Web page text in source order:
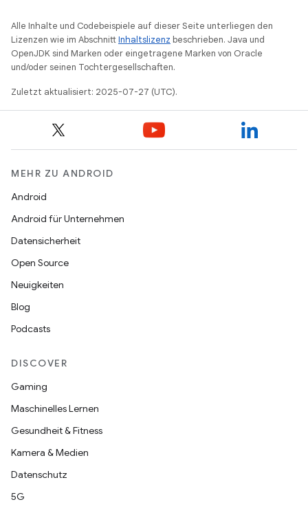
Alle Inhalte und Codebeispiele auf dieser Seite unterliegen den
Lizenzen wie im AbschnittInhaltslizenz beschrieben. Java und
OpenJDK sind Marken oder eingetragene Marken von Oracle
und/oder seinen Tochtergesellschaften.
Zuletzt aktualisiert: 2025-07-27 (UTC).
MEHR ZU ANDROID
Android
Android für Unternehmen
Datensicherheit
Open Source
Neuigkeiten
Blog
Podcasts
DISCOVER
Gaming
Maschinelles Lernen
Gesundheit & Fitness
Kamera & Medien
Datenschutz
5G